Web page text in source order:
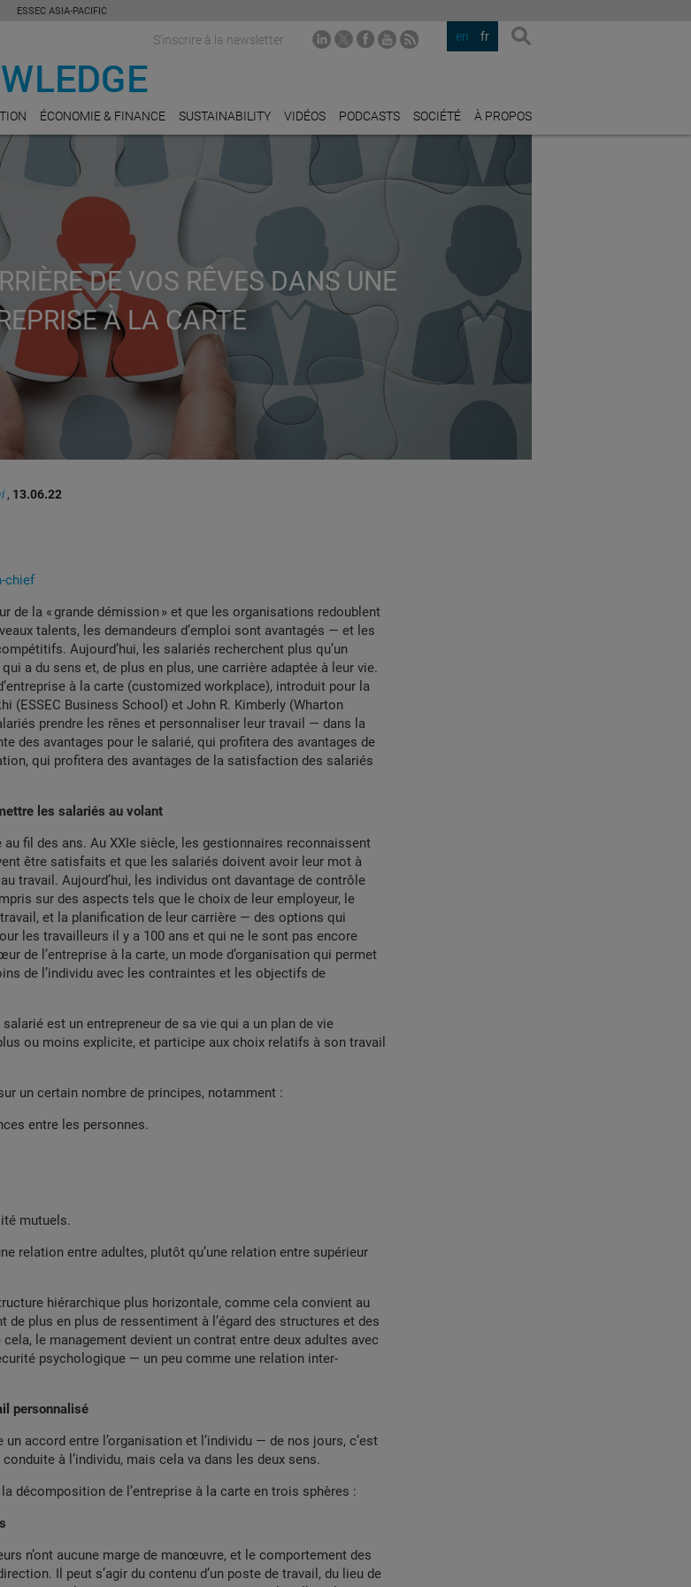
ESSEC ASIA-PACIFIC
en fr
S'inscrire à la newsletter
ÉCONOMIE & FINANCE SUSTAINABILITY VIDÉOS PODCASTS SOCIÉTÉ À PROPOS
DE VOS RÊVES DANS UNE
À LA CARTE
, 13.06.22
chief
de la « grande démission » et que les organisations redoublent
talents, les demandeurs d’emploi sont avantagés — et les
Aujourd’hui, les salariés recherchent plus qu’un
a du sens et, de plus en plus, une carrière adaptée à leur vie.
à la carte (customized workplace), introduit pour la
(ESSEC Business School) et John R. Kimberly (Wharton
prendre les rênes et personnaliser leur travail — dans la
des avantages pour le salarié, qui profitera des avantages de
qui profitera des avantages de la satisfaction des salariés
les salariés au volant
fil des ans. Au XXIe siècle, les gestionnaires reconnaissent
être satisfaits et que les salariés doivent avoir leur mot à
travail. Aujourd’hui, les individus ont davantage de contrôle
sur des aspects tels que le choix de leur employeur, le
et la planification de leur carrière — des options qui
les travailleurs il y a 100 ans et qui ne le sont pas encore
de l’entreprise à la carte, un mode d’organisation qui permet
de l’individu avec les contraintes et les objectifs de
est un entrepreneur de sa vie qui a un plan de vie
ou moins explicite, et participe aux choix relatifs à son travail
un certain nombre de principes, notamment :
entre les personnes.
mutuels.
relation entre adultes, plutôt qu’une relation entre supérieur
hiérarchique plus horizontale, comme cela convient au
de plus en plus de ressentiment à l’égard des structures et des
le management devient un contrat entre deux adultes avec
psychologique — un peu comme une relation inter-
personnalisé
un accord entre l’organisation et l’individu — de nos jours, c’est
à l’individu, mais cela va dans les deux sens.
décomposition de l’entreprise à la carte en trois sphères :
n’ont aucune marge de manœuvre, et le comportement des
Il peut s’agir du contenu d’un poste de travail, du lieu de